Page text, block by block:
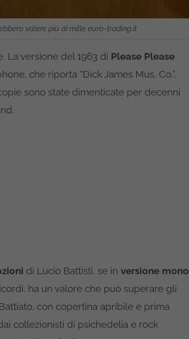
valere più di mille euro-trading.it
La versione del 1963 di Please Please
che riporta “Dick James Mus. Co.”,
sono state dimenticate per decenni
di Lucio Battisti, se in versione mono
ha un valore che può superare gli
con copertina apribile e prima
collezionisti di psichedelia e rock